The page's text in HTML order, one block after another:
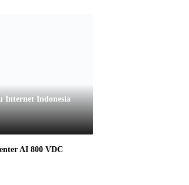
Internet Indonesia
AI 800 VDC